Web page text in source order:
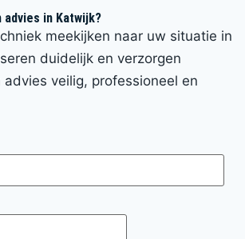
in Katwijk?
meekijken naar uw situatie in
duidelijk en verzorgen
veilig, professioneel en